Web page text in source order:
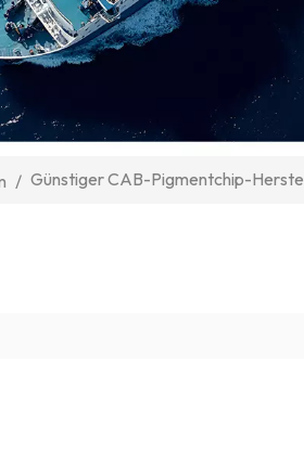
/ Günstiger CAB-Pigmentchip-